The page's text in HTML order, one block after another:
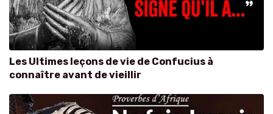
Les Ultimes leçons de vie de Confucius à
connaître avant de vieillir